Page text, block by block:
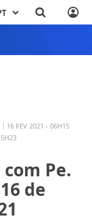
16 FEV 2021 - 06H15
Pe.
de